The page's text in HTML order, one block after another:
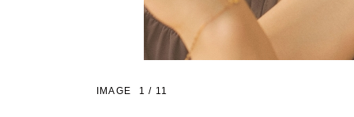
IMAGE 1 / 11